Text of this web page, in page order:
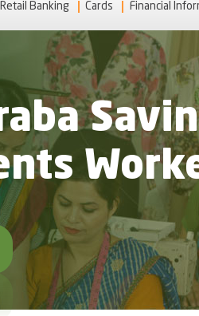
Retail Banking Cards Financial